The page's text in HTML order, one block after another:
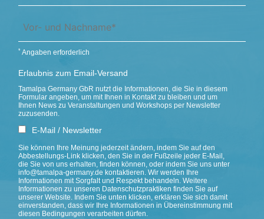
* Angaben erforderlich
Erlaubnis zum Email-Versand
Tamalpa Germany GbR nutzt die Informationen, die Sie in diesem
Formular angeben, um mit Ihnen in Kontakt zu bleiben und um
Ihnen News zu Veranstaltungen und Workshops per Newsletter
zuzusenden.
E-Mail / Newsletter
Sie können Ihre Meinung jederzeit ändern, indem Sie auf den
Abbestellungs-Link klicken, den Sie in der Fußzeile jeder E-Mail,
die Sie von uns erhalten, finden können, oder indem Sie uns unter
info@tamalpa-germany.de kontaktieren. Wir werden Ihre
Informationen mit Sorgfalt und Respekt behandeln. Weitere
Informationen zu unseren Datenschutzpraktiken finden Sie auf
unserer Website. Indem Sie unten klicken, erklären Sie sich damit
einverstanden, dass wir Ihre Informationen in Übereinstimmung mit
diesen Bedingungen verarbeiten dürfen.